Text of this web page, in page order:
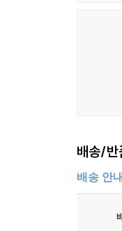
배송/반
배송 안내